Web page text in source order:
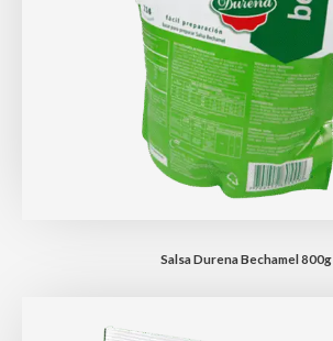
Salsa Durena Bechamel 800g